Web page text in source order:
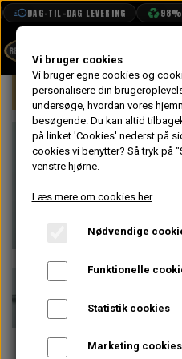
DAG-TIL-DAG LEVERING 98%
BOOK TID
PROJEKTER
TEKNISK DATA
VANDPOLERING
Forside Mini
På lager
OBS.
Vi bruger cookies
Vi bruger egne cookies og
personalisere din
undersøge, hvordan vores
besøgende. Du kan altid
på linket 'Cookies' nederst på
cookies vi benytter? Så tryk på
venstre hjørne.
Læs mere om cookies her
Nødvendige
Funktionelle
Statistik cookies
Marketing cookies